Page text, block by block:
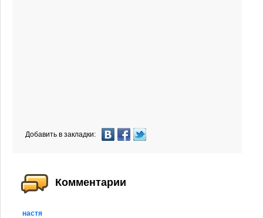
Добавить в закладки:
Комментарии
настя